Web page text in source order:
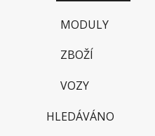
MODULY
ZBOŽÍ
VOZY
HLEDÁVÁNO